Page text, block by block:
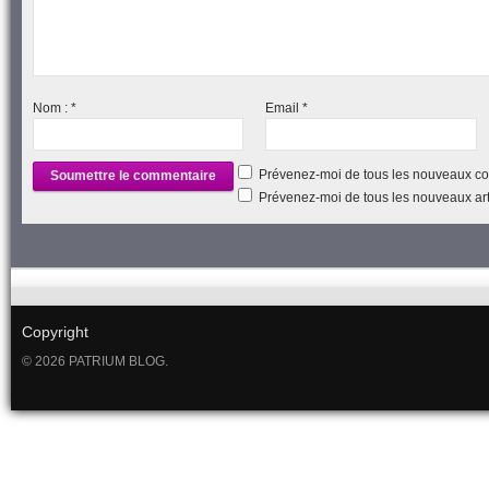
Nom : * Email*
Prévenez-moi de tous les nouveaux
Prévenez-moi de tous les nouveaux
Copyright
© 2026 PATRIUM BLOG.